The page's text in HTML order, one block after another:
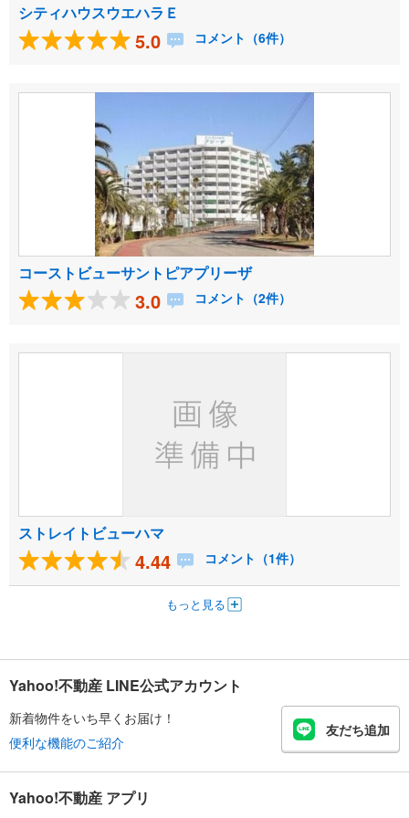
シティハウスウエハラＥ
5.0 コメント（6件）
コーストビューサントピアプリーザ
3.0 コメント（2件）
ストレイトビューハマ
4.44 コメント（1件）
もっと見る
Yahoo!不動産 LINE公式アカウント
新着物件をいち早くお届け！
便利な機能のご紹介
友だち追加
Yahoo!不動産 アプリ